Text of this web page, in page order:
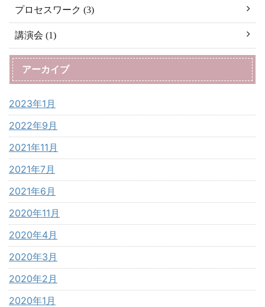
プロセスワーク (3)
講演会 (1)
アーカイブ
2023年1月
2022年9月
2021年11月
2021年7月
2021年6月
2020年11月
2020年4月
2020年3月
2020年2月
2020年1月